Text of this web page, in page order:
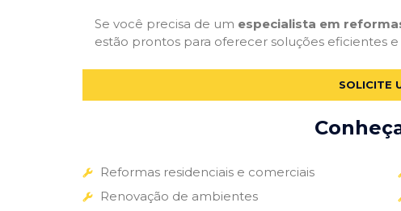
Se você precisa de um especialista em
estão prontos para oferecer soluções eficientes
SOLICITE
Reformas residenciais e comerciais
Renovação de ambientes